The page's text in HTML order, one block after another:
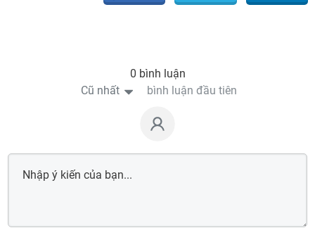
0 bình luận
Cũ nhất
bình luận đầu tiên